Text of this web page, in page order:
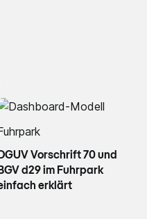
DGUV Vorschrift 70 und
BGV d29 im Fuhrpark
erklärt